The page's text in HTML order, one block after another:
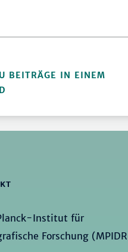
BEITRÄGE IN EINEM
Institut für
Forschung